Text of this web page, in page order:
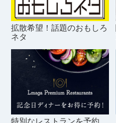
拡散希望！話題のおもしろ
ネタ